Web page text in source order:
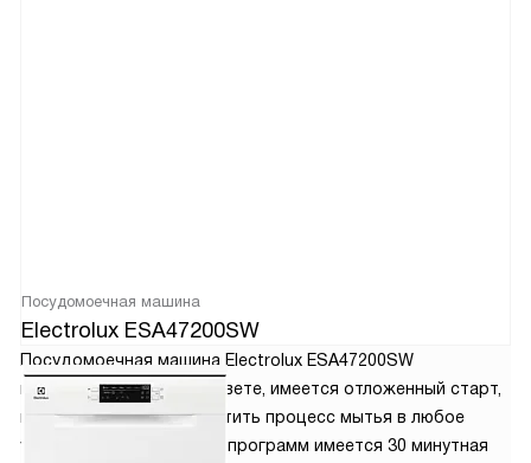
Посудомоечная машина
Electrolux ESA47200SW
Посудомоечная машина Electrolux ESA47200SW
представлена в белом цвете, имеется отложенный старт,
который позволит запустить процесс мытья в любое
удобное время. Среди 8 программ имеется 30 минутная